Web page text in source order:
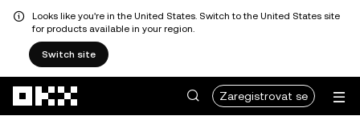
Looks like you're in the United States. Switch to the United States site
for products available in your region.
Switch site
Zaregistrovat se